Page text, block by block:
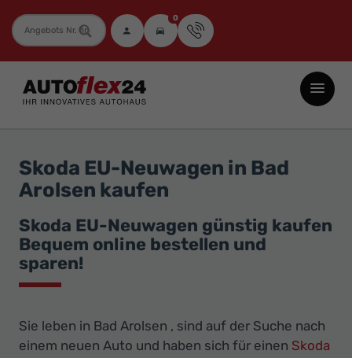
Fahrzeugnummer 0
Autoflex24
GmbH
Neuwagen
Jahreswagen
und
Gebrauchtwagen
zu
Top-
-
Skoda EU-Neuwagen in Bad
Arolsen kaufen
Skoda EU-Neuwagen günstig kaufen
Bequem online bestellen und
sparen!
Sie leben in Bad Arolsen , sind auf der Suche nach
einem neuen Auto und haben sich für einen Skoda